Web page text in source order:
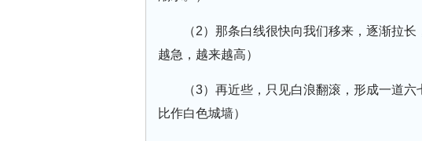
（2）那条白线很快向我们移来，逐渐拉
越急，越来越高）
（3）再近些，只见白浪翻滚，形成一道
比作白色城墙）